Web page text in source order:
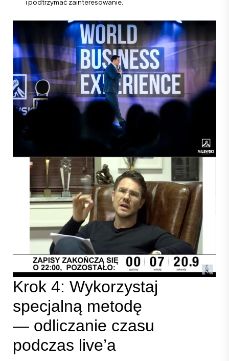
i podtrzymać zainteresowanie.
Krok 4: Wykorzystaj
specjalną metodę
— odliczanie czasu
podczas live’a